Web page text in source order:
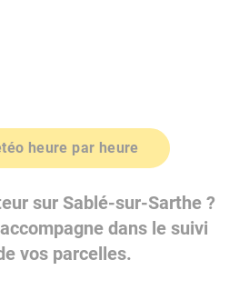
heure par heure
sur Sablé-sur-Sarthe ?
dans le suivi
vos parcelles.